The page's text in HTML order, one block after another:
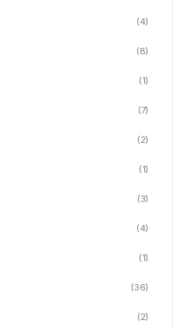
(4)
(8)
(1)
(7)
(2)
(1)
(3)
(4)
(1)
(36)
(2)